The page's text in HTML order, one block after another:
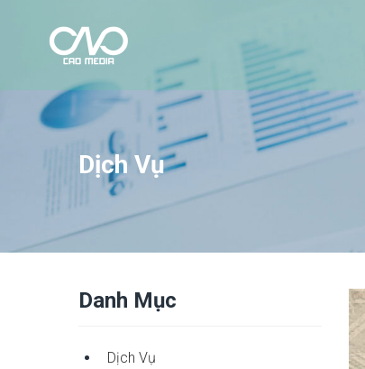
Dịch Vụ
Danh Mục
Dịch Vụ